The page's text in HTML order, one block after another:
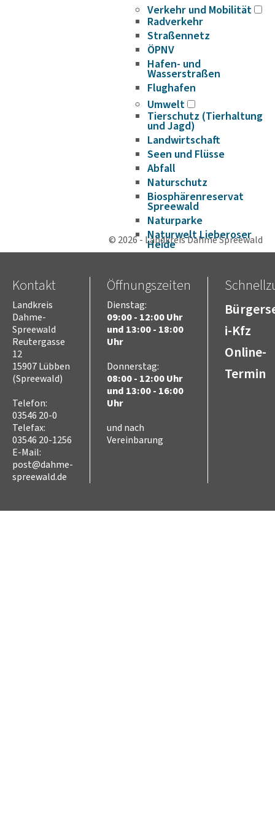
Verkehr und Mobilität
Radverkehr
Straßennetz
ÖPNV
Hafen- und
Wasserstraßen
Flughafen
Umwelt
Tierschutz (Tierhaltung
und Jagd)
Landwirtschaft
Seen und Flüsse
Abfall
Naturschutz
Biosphärenreservat
Spreewald
Naturparke
Naturwelt Lieberoser
Heide
Freizeit
Kultur
Tourismus
Sport
Bevöl­ke­rungs­schutz
Selbst­hilfe
Brand- und Kata­s­tro­­phen­­
schutz­­zen­trum
Kreis­aus­­bil­­dung
© 2026 - Landkreis Dahme Spreewald
Kontakt
Landkreis
Dahme-
Spreewald
Reutergasse
12
15907 Lübben
(Spreewald)
Telefon:
03546 20-0
Telefax:
03546 20-1256
E-Mail:
post@dahme-
spreewald.de
Öffnungszeiten
Dienstag:
09:00 - 12:00 Uhr
und 13:00 - 18:00
Uhr
Donnerstag:
08:00 - 12:00 Uhr
und 13:00 - 16:00
Uhr
und nach
Vereinbarung
i-Kfz
Online-
Termin